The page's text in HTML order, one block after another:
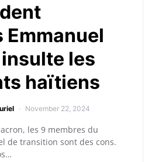
les
haïtiens
November 22, 2024
les 9 membres du
de transition sont des cons.